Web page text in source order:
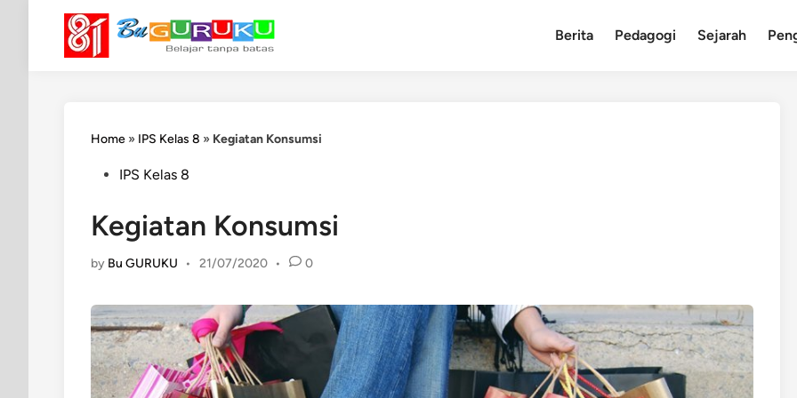
content
Berita Pedagogi Sejarah
Home » IPS Kelas 8 » Kegiatan Konsumsi
PostedIPS Kelas 8
Kegiatan Konsumsi
by Bu GURUKU • 21/07/2020 • 0